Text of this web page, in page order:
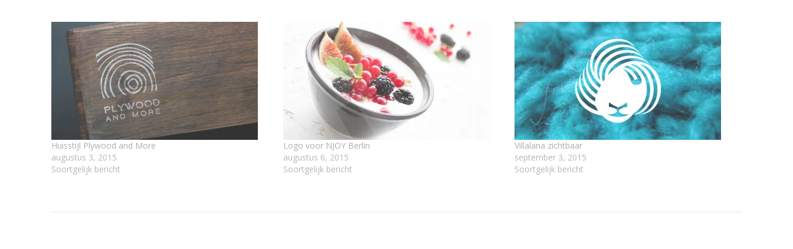
Huisstijl Plywood and More
augustus 3, 2015
Soortgelijk bericht
Logo voor NJOY Berlin
augustus 6, 2015
Soortgelijk bericht
Villalana zichtbaar
september 3, 2015
Soortgelijk bericht